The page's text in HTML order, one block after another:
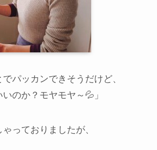
でパッカンできそうだけど、
のか？モヤモヤ～💦」
っておりましたが、